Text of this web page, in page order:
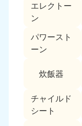
エレクトー
ン
パワースト
ーン
炊飯器
チャイルド
シート
9:00〜19:00 年
050-1881-
和歌山県
050-1881-